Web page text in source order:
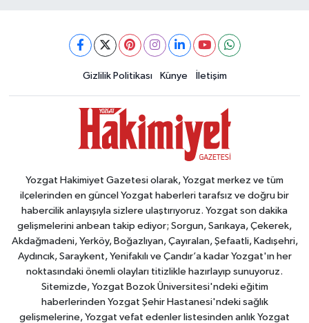
Gizlilik Politikası Künye İletişim
Yozgat Hakimiyet Gazetesi olarak, Yozgat merkez ve tüm
ilçelerinden en güncel Yozgat haberleri tarafsız ve doğru bir
habercilik anlayışıyla sizlere ulaştırıyoruz. Yozgat son dakika
gelişmelerini anbean takip ediyor; Sorgun, Sarıkaya, Çekerek,
Akdağmadeni, Yerköy, Boğazlıyan, Çayıralan, Şefaatli, Kadışehri,
Aydıncık, Saraykent, Yenifakılı ve Çandır’a kadar Yozgat'ın her
noktasındaki önemli olayları titizlikle hazırlayıp sunuyoruz.
Sitemizde, Yozgat Bozok Üniversitesi'ndeki eğitim
haberlerinden Yozgat Şehir Hastanesi'ndeki sağlık
gelişmelerine, Yozgat vefat edenler listesinden anlık Yozgat